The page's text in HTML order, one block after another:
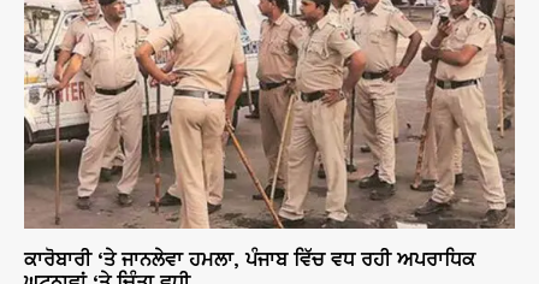
ਕਾਰੋਬਾਰੀ ‘ਤੇ ਜਾਨਲੇਵਾ ਹਮਲਾ, ਪੰਜਾਬ ਵਿੱਚ ਵਧ ਰਹੀ ਅਪਰਾਧਿਕ